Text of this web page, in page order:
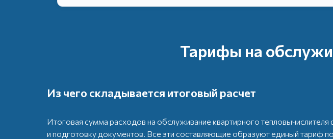
Тарифы на
Из чего складывается итоговый расчет
Итоговая сумма расходов на обслуживание квартирного
и подготовку документов. Все эти составляющие образуют единый тариф